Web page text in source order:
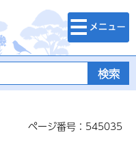
検索・メニュ
ー
ページ番号：545035